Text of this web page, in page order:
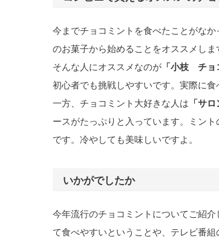
今までチョコミントを食べたことがな
のお菓子から始めることをオススメしま
そんな人にオススメなのが 「小枝 チョ
初心者でも挑戦しやすいです。実際に
一方、チョコミント大好きな人は 「サ
ースがたっぷりと入っています。ミン
です。冷やしても美味しいですよ。
いかがでしたか
今年流行のチョコミントについてご紹
て食べやすいということや、テレビ番